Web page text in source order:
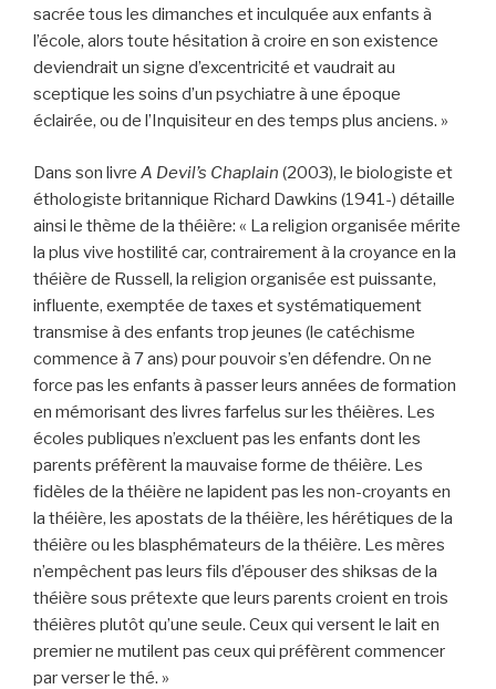
sacrée tous les dimanches et inculquée aux enfants à
l’école, alors toute hésitation à croire en son existence
deviendrait un signe d’excentricité et vaudrait au
sceptique les soins d’un psychiatre à une époque
éclairée, ou de l’Inquisiteur en des temps plus anciens. »
Dans son livre A Devil’s Chaplain (2003), le biologiste et
éthologiste britannique Richard Dawkins (1941-) détaille
ainsi le thème de la théière: « La religion organisée mérite
la plus vive hostilité car, contrairement à la croyance en la
théière de Russell, la religion organisée est puissante,
influente, exemptée de taxes et systématiquement
transmise à des enfants trop jeunes (le catéchisme
commence à 7 ans) pour pouvoir s’en défendre. On ne
force pas les enfants à passer leurs années de formation
en mémorisant des livres farfelus sur les théières. Les
écoles publiques n’excluent pas les enfants dont les
parents préfèrent la mauvaise forme de théière. Les
fidèles de la théière ne lapident pas les non-croyants en
la théière, les apostats de la théière, les hérétiques de la
théière ou les blasphémateurs de la théière. Les mères
n’empêchent pas leurs fils d’épouser des shiksas de la
théière sous prétexte que leurs parents croient en trois
théières plutôt qu’une seule. Ceux qui versent le lait en
premier ne mutilent pas ceux qui préfèrent commencer
par verser le thé. »